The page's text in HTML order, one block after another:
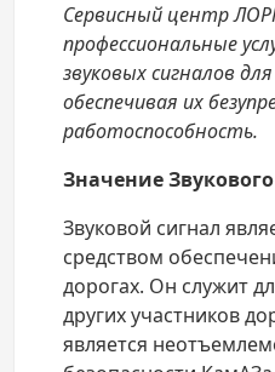
Сервисный центр
профессиональные
звуковых сигналов
обеспечивая их
работоспособность.
Значение
Звуковой сигнал
средством
дорогах. Он служит
других участников
является